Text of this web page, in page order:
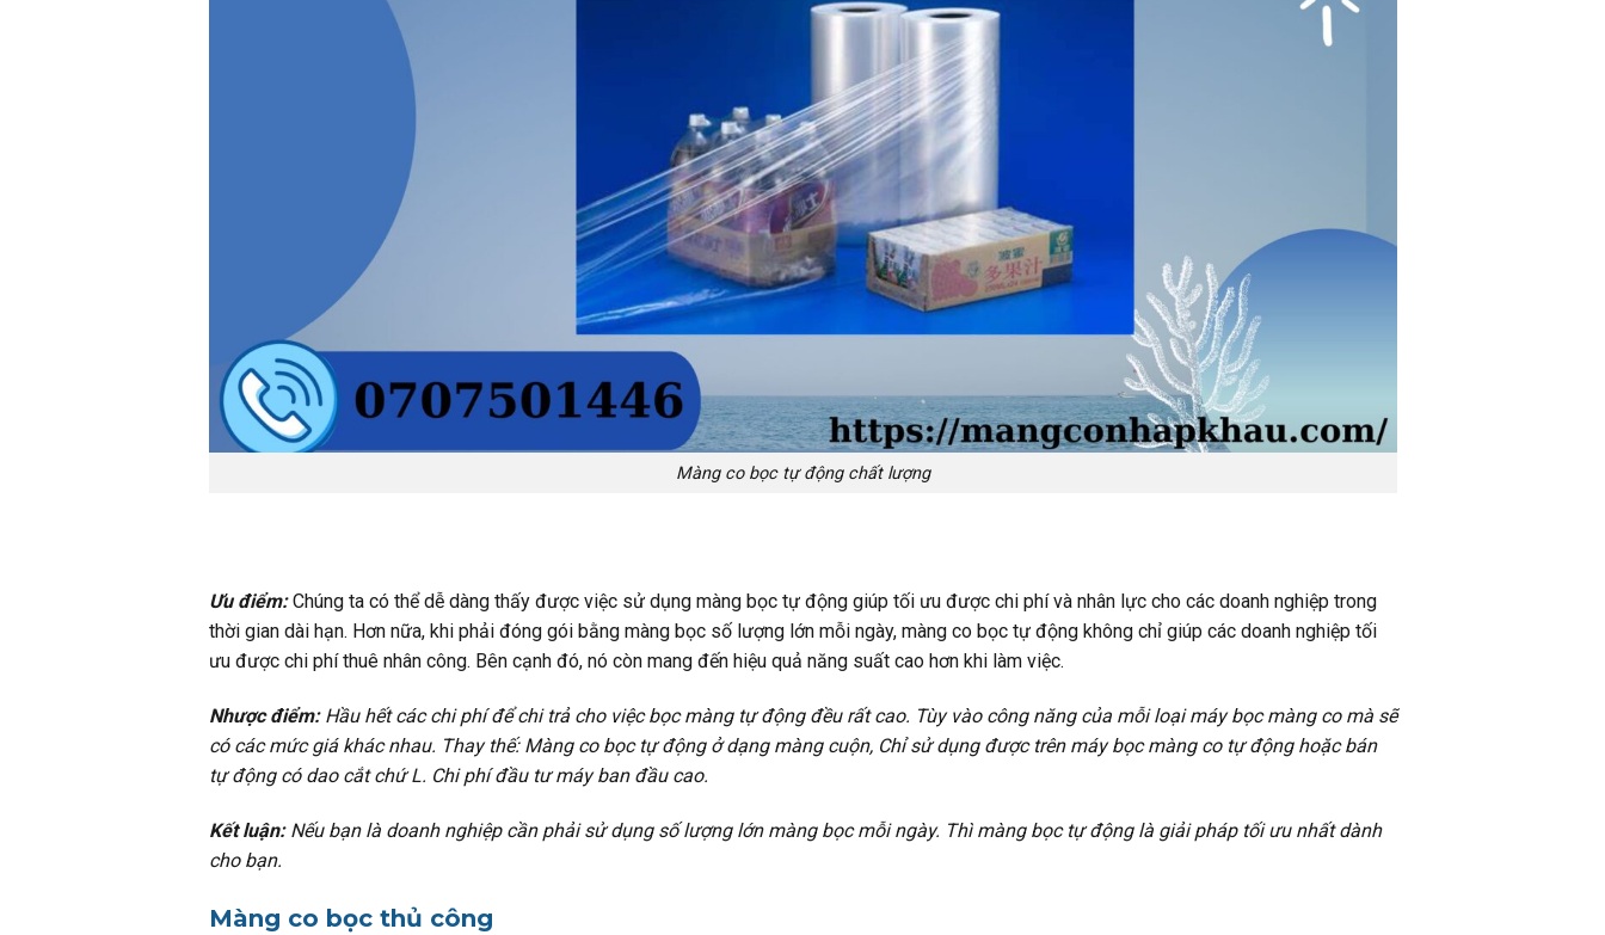
Màng co bọc tự động chất lượng
Ưu điểm:Chúng ta có thể dễ dàng thấy được việc sử dụng màng bọc tự động giúp tối ưu được chi phí và nhân lực cho các doanh nghiệp trong
thời gian dài hạn. Hơn nữa, khi phải đóng gói bằng màng bọc số lượng lớn mỗi ngày, màng co bọc tự động không chỉ giúp các doanh nghiệp tối
ưu được chi phí thuê nhân công. Bên cạnh đó, nó còn mang đến hiệu quả năng suất cao hơn khi làm việc.
Nhược điểm: Hầu hết các chi phí để chi trả cho việc bọc màng tự động đều rất cao. Tùy vào công năng của mỗi loại máy bọc màng co mà sẽ
có các mức giá khác nhau. Thay thế: Màng co bọc tự động ở dạng màng cuộn, Chỉ sử dụng được trên máy bọc màng co tự động hoặc bán
tự động có dao cắt chứ L. Chi phí đầu tư máy ban đầu cao.
Kết luận: Nếu bạn là doanh nghiệp cần phải sử dụng số lượng lớn màng bọc mỗi ngày. Thì màng bọc tự động là giải pháp tối ưu nhất dành
cho bạn.
Màng co bọc thủ công